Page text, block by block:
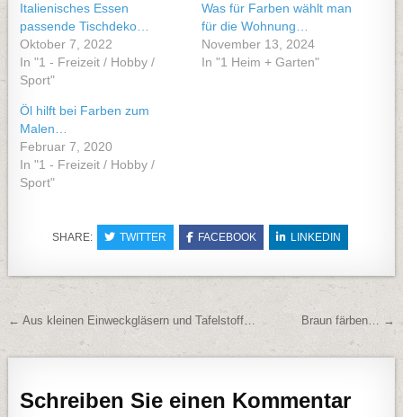
Italienisches Essen
passende Tischdeko…
Oktober 7, 2022
In "1 - Freizeit / Hobby /
Sport"
Was für Farben wählt man
für die Wohnung…
November 13, 2024
In "1 Heim + Garten"
Öl hilft bei Farben zum
Malen…
Februar 7, 2020
In "1 - Freizeit / Hobby /
Sport"
SHARE: TWITTER FACEBOOK LINKEDIN
Beitragsnavigation Braun färben… →
← Aus kleinen Einweckgläsern und Tafelstoff…
Schreiben Sie einen Kommentar